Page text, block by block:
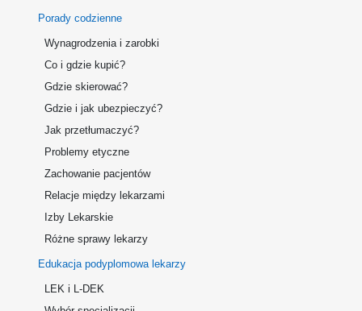
Porady codzienne
Wynagrodzenia i zarobki
Co i gdzie kupić?
Gdzie skierować?
Gdzie i jak ubezpieczyć?
Jak przetłumaczyć?
Problemy etyczne
Zachowanie pacjentów
Relacje między lekarzami
Izby Lekarskie
Różne sprawy lekarzy
Edukacja podyplomowa lekarzy
LEK i L-DEK